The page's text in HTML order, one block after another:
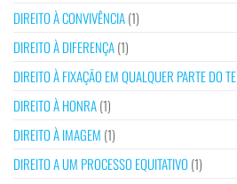
DIREITO À CONVIVÊNCIA(1)
DIREITO À DIFERENÇA(1)
DIREITO À FIXAÇÃO EM QUALQUER PARTE DO
DIREITO À HONRA(1)
DIREITO À IMAGEM (1)
DIREITO A UM PROCESSO EQUITATIVO (1)